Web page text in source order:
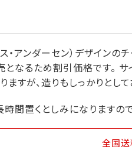
アンダーセン）デザインの
なるため割引価格です。 サ
すが、造りもしっかりとして
間置くとしみになりますの
全国